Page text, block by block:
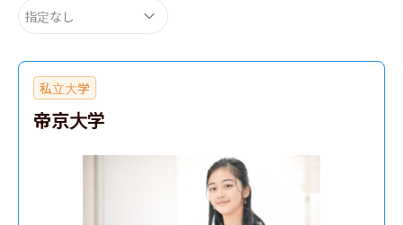
指定なし
私立大学
帝京大学